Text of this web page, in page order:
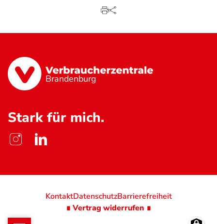
Brandenburg
Stark für mich.
KontaktDatenschutzBarrierefreiheit
∎ Vertrag widerrufen ∎